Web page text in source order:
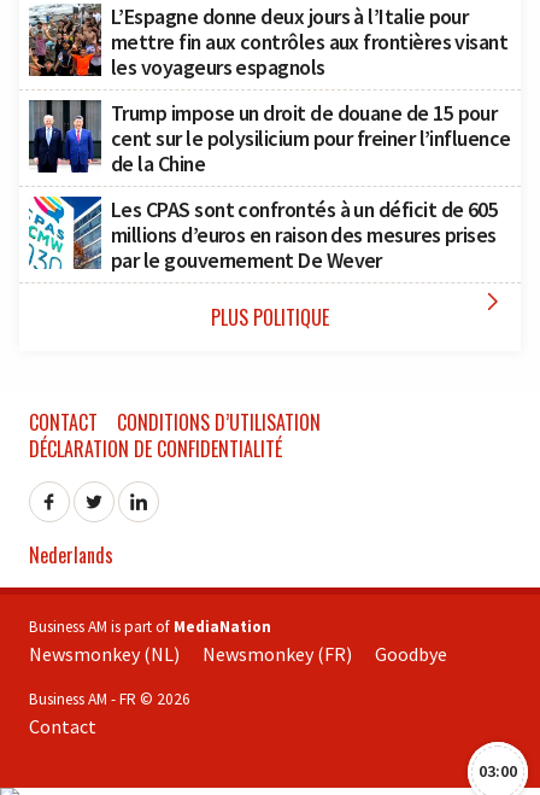
L’Espagne donne deux jours à l’Italie pour
mettre fin aux contrôles aux frontières visant
les voyageurs espagnols
Trump impose un droit de douane de 15 pour
cent sur le polysilicium pour freiner l’influence
de la Chine
Les CPAS sont confrontés à un déficit de 605
millions d’euros en raison des mesures prises
par le gouvernement De Wever
PLUS POLITIQUE 
03:00
CONTACT
CONDITIONS D’UTILISATION
DÉCLARATION DE CONFIDENTIALITÉ
Nederlands
Business AM is part of MediaNation
Newsmonkey (NL) Newsmonkey (FR) Goodbye
Business AM - FR © 2026
Contact